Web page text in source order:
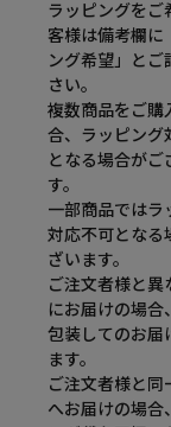
ラッピングをご
客様は備考欄に
ング希望」とご
さい。
複数商品をご購
合、ラッピング
となる場合がご
す。
一部商品ではラ
対応不可となる
ざいます。
ご注文者様と異
にお届けの場合
包装してのお届
ます。
ご注文者様と同
へお届けの場合